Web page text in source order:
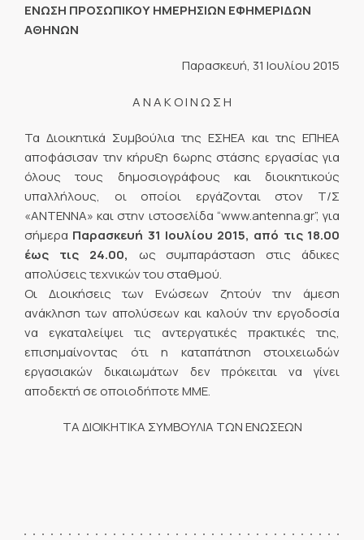
ΕΝΩΣΗ ΠΡΟΣΩΠΙΚΟΥ ΗΜΕΡΗΣΙΩΝ ΕΦΗΜΕΡΙΔΩΝ
ΑΘΗΝΩΝ
Παρασκευή, 31 Ιουλίου 2015
Α Ν Α Κ Ο Ι Ν Ω Σ Η
Τα Διοικητικά Συμβούλια της ΕΣΗΕΑ και της ΕΠΗΕΑ
αποφάσισαν την κήρυξη 6ωρης στάσης εργασίας για
όλους τους δημοσιογράφους και διοικητικούς
υπαλλήλους, οι οποίοι εργάζονται στον Τ/Σ
«ΑΝΤΕΝΝΑ» και στην ιστοσελίδα “www.antenna.gr”, για
σήμερα Παρασκευή 31 Ιουλίου 2015, από τις 18.00
έως τις 24.00, ως συμπαράσταση στις άδικες
απολύσεις τεχνικών του σταθμού.
Οι Διοικήσεις των Ενώσεων ζητούν την άμεση
ανάκληση των απολύσεων και καλούν την εργοδοσία
να εγκαταλείψει τις αντεργατικές πρακτικές της,
επισημαίνοντας ότι η καταπάτηση στοιχειωδών
εργασιακών δικαιωμάτων δεν πρόκειται να γίνει
αποδεκτή σε οποιοδήποτε ΜΜΕ.
ΤΑ ΔΙΟΙΚΗΤΙΚΑ ΣΥΜΒΟΥΛΙΑ ΤΩΝ ΕΝΩΣΕΩΝ